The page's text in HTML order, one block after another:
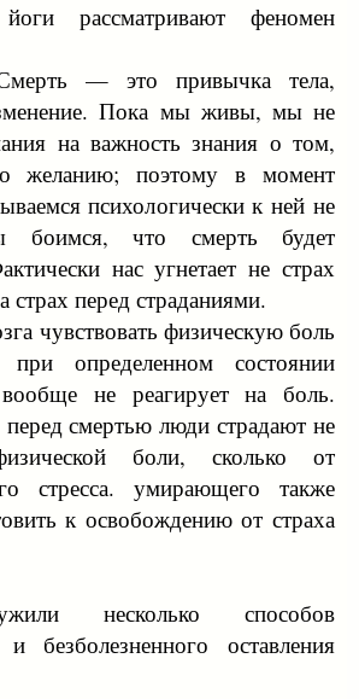
рассматривают феномен
— это привычка тела,
Пока мы живы, мы не
на важность знания о том,
желанию; поэтому в момент
психологически к ней не
боимся, что смерть будет
нас угнетает не страх
страх перед страданиями.
чувствовать физическую боль
определенном состоянии
не реагирует на боль.
смертью люди страдают не
боли, сколько от
стресса. умирающего также
к освобождению от страха
несколько способов
безболезненного оставления